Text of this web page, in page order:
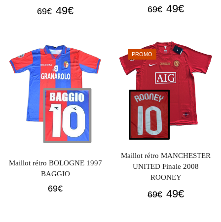
69€ Le
était :
69€.
49€Le
est :
49€.
69€ Le
était :
69€.
49€Le
est :
49€.
Maillot rétro BOLOGNE 1997
BAGGIO
69€
PROMO
Maillot rétro MANCHESTER
UNITED Finale 2008
ROONEY
69€ Le
49€Le